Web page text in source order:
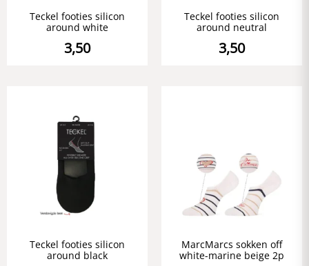
Teckel footies silicon
around white
3,50
Teckel footies silicon
around neutral
3,50
Teckel footies silicon
around black
MarcMarcs sokken off
white-marine beige 2p